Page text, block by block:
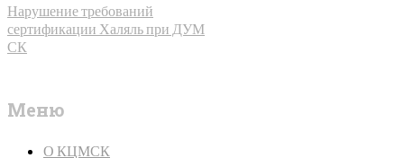
Нарушение требований
сертификации Халяль при ДУМ
СК
Меню
О КЦМСК